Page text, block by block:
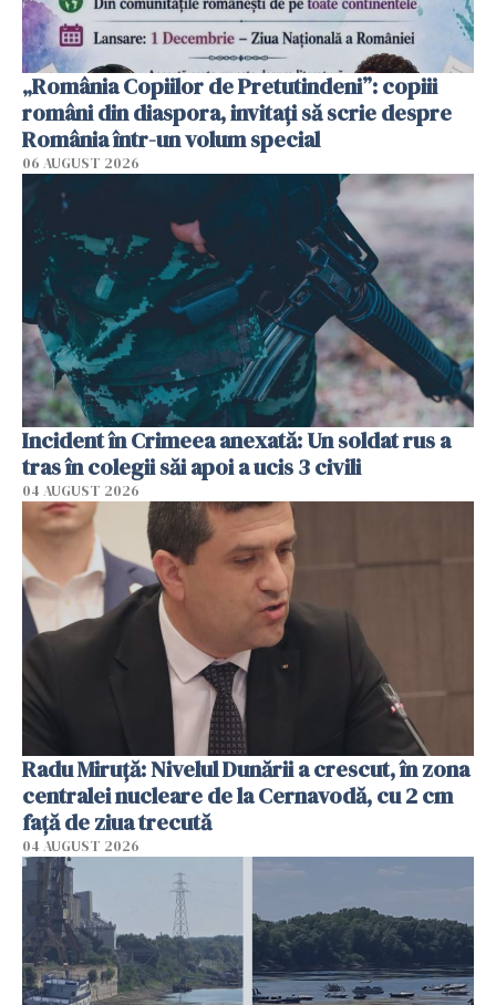
„România Copiilor de Pretutindeni”: copiii
români din diaspora, invitați să scrie despre
România într-un volum special
06 AUGUST 2026
Incident în Crimeea anexată: Un soldat rus a
tras în colegii săi apoi a ucis 3 civili
04 AUGUST 2026
Radu Miruţă: Nivelul Dunării a crescut, în zona
centralei nucleare de la Cernavodă, cu 2 cm
faţă de ziua trecută
04 AUGUST 2026